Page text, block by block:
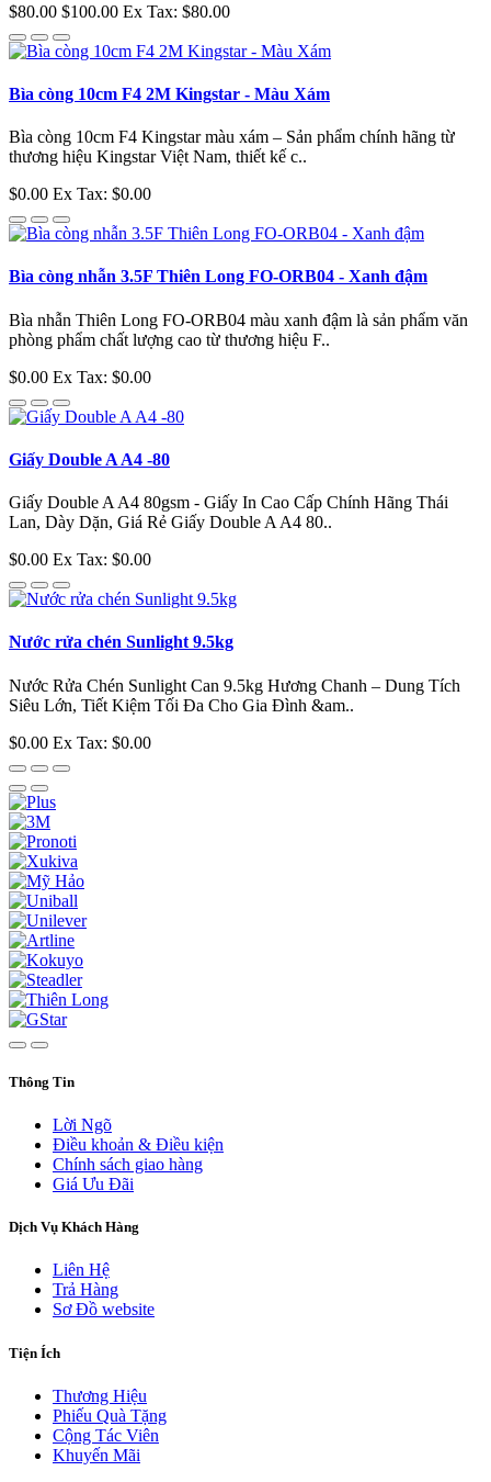
$80.00 $100.00 Ex Tax: $80.00
Bìa còng 10cm F4 2M Kingstar - Màu Xám
Bìa còng 10cm F4 Kingstar màu xám – Sản phẩm chính hãng từ
thương hiệu Kingstar Việt Nam, thiết kế c..
$0.00 Ex Tax: $0.00
Bìa còng nhẫn 3.5F Thiên Long FO-ORB04 - Xanh đậm
Bìa nhẫn Thiên Long FO-ORB04 màu xanh đậm là sản phẩm văn
phòng phẩm chất lượng cao từ thương hiệu F..
$0.00 Ex Tax: $0.00
Giấy Double A A4 -80
Giấy Double A A4 80gsm - Giấy In Cao Cấp Chính Hãng Thái
Lan, Dày Dặn, Giá Rẻ Giấy Double A A4 80..
$0.00 Ex Tax: $0.00
Nước rửa chén Sunlight 9.5kg
Nước Rửa Chén Sunlight Can 9.5kg Hương Chanh – Dung Tích
Siêu Lớn, Tiết Kiệm Tối Đa Cho Gia Đình &am..
$0.00 Ex Tax: $0.00
Thông Tin
Lời Ngõ
Điều khoản & Điều kiện
Chính sách giao hàng
Giá Ưu Đãi
Dịch Vụ Khách Hàng
Liên Hệ
Trả Hàng
Sơ Đồ website
Tiện Ích
Thương Hiệu
Phiếu Quà Tặng
Cộng Tác Viên
Khuyến Mãi